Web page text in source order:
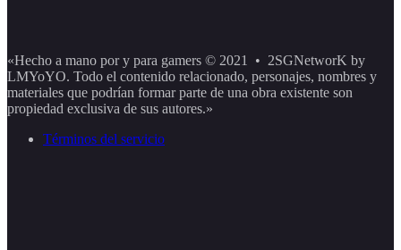
«Hecho a mano por y para gamers © 2021 • 2SGNetworK by
LMYoYO. Todo el contenido relacionado, personajes, nombres y
materiales que podrían formar parte de una obra existente son
propiedad exclusiva de sus autores.»
Términos del servicio